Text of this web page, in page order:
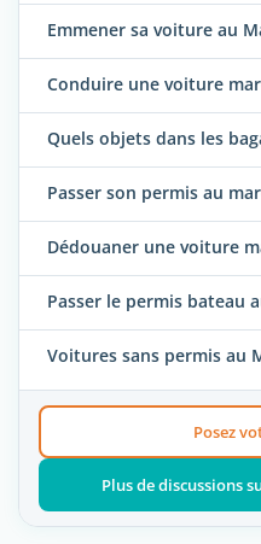
Emmener sa voiture au
Conduire une voiture
Quels objets dans les
Passer son permis au
Dédouaner une voiture
Passer le permis bateau
Voitures sans permis au
Posez
Plus de discussions